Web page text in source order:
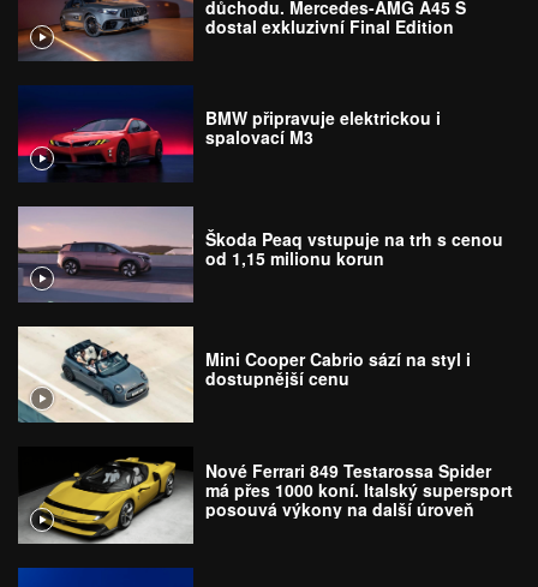
důchodu. Mercedes-AMG A45 S
dostal exkluzivní Final Edition
BMW připravuje elektrickou i
spalovací M3
Škoda Peaq vstupuje na trh s cenou
od 1,15 milionu korun
Mini Cooper Cabrio sází na styl i
dostupnější cenu
Nové Ferrari 849 Testarossa Spider
má přes 1000 koní. Italský supersport
posouvá výkony na další úroveň